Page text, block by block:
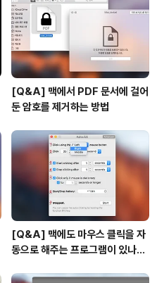
[Q&A] 맥에서 PDF 문서에 걸어
둔 암호를 제거하는 방법
[Q&A] 맥에도 마우스 클릭을 자
동으로 해주는 프로그램이 있나